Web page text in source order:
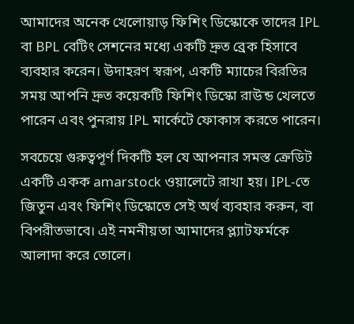
আমাদের অনেক খেলোয়াড় ফিশিং ডিস্কোকে তাদের IPL
বা BPL বেটিং সেশনের মধ্যে একটি দ্রুত ব্রেক হিসাবে
ব্যবহার করেন। উদাহরণ স্বরূপ, একটি ম্যাচের বিরতির
সময় আপনি দ্রুত কয়েকটি ফিশিং ডিস্কো রাউন্ড খেলতে
পারেন এবং পুনরায় IPL মার্কেটে ফোকাস করতে পারেন।
সবচেয়ে গুরুত্বপূর্ণ দিকটি হল যে আপনার সমস্ত ক্রেডিট
একটি একক amarstock ওয়ালেটে রাখা হয়। IPL-তে
জিতুন এবং ফিশিং ডিস্কোতে সেই অর্থ ব্যবহার করুন, বা
বিপরীতভাবে। এই নমনীয়তা আমাদের প্ল্যাটফর্মকে
আলাদা করে তোলে।